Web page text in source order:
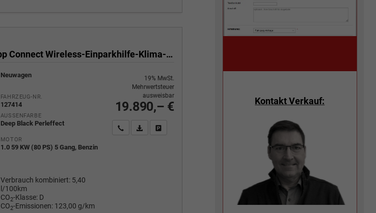
Yes 1.0 80 PS Sitzheizung-App Connect Wireless-Einparkhilfe-Klima-Sofort
Neuwagen
FAHRZEUG-NR.
127414
AUSSENFARBE
Deep Black Perleffect
MOTOR
1.0 59 KW (80 PS) 5 Gang, Benzin
Verbrauch kombiniert: 5,40
l/100km
CO2-Klasse: D
CO2-Emissionen: 123,00 g/km
19.890,– €
19% MwSt.
Mehrwertsteuer
ausweisbar
Wir rufen Sie anPDF-Fahrzeugexposé drucken
Fahrzeug drucken, parken oder vergleichen
Kontakt Verkauf: